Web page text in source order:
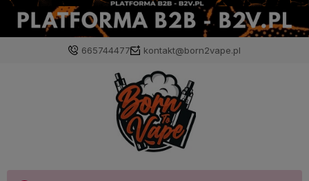
665744477 kontakt@born2vape.pl